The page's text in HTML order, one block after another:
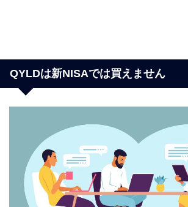
QYLDは新NISAでは買えません